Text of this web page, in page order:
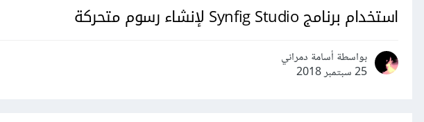
استخدام برنامج Synfig Studio لإنشاء رسوم متحركة
بواسطة أسامة دمراني
25 سبتمبر 2018